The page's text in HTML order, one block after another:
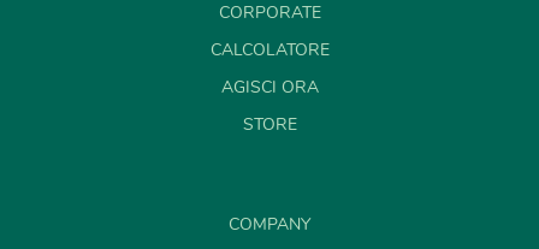
CORPORATE
CALCOLATORE
AGISCI ORA
STORE
COMPANY